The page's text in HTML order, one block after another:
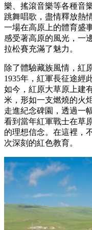
樂、搖滾音樂等各種音
跳舞唱歌，盡情釋放熱
一場在高原上的體育盛
感受著高原的風光，一
拉松賽充滿了魅力。
除了體驗藏族風情，紅
1935年，紅軍長征途經
如今，紅原大草原上建
米，形如一支燃燒的火
走進紀念碑園，透過一
看到當年紅軍戰士在草
的理想信念。在這裡，
次深刻的紅色教育。